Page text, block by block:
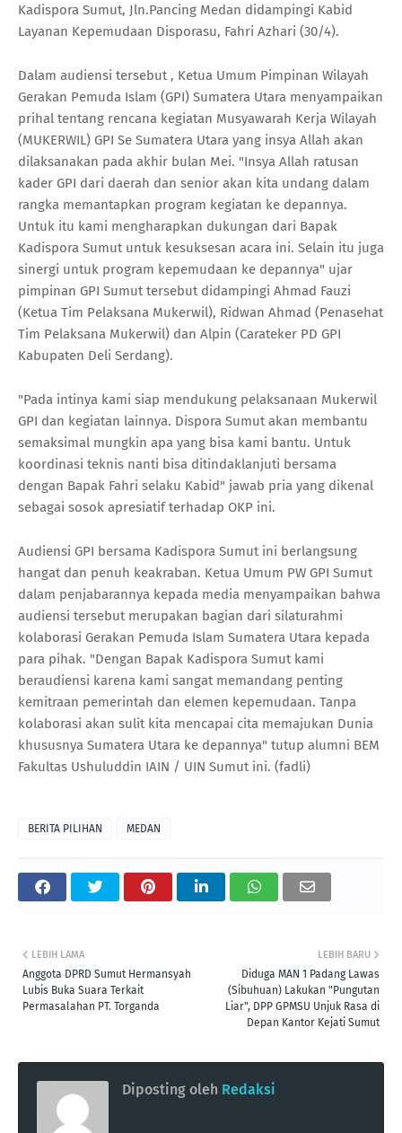
Kadispora Sumut, Jln.Pancing Medan didampingi Kabid
Layanan Kepemudaan Disporasu, Fahri Azhari (30/4).
Dalam audiensi tersebut , Ketua Umum Pimpinan Wilayah
Gerakan Pemuda Islam (GPI) Sumatera Utara menyampaikan
prihal tentang rencana kegiatan Musyawarah Kerja Wilayah
(MUKERWIL) GPI Se Sumatera Utara yang insya Allah akan
dilaksanakan pada akhir bulan Mei. "Insya Allah ratusan
kader GPI dari daerah dan senior akan kita undang dalam
rangka memantapkan program kegiatan ke depannya.
Untuk itu kami mengharapkan dukungan dari Bapak
Kadispora Sumut untuk kesuksesan acara ini. Selain itu juga
sinergi untuk program kepemudaan ke depannya" ujar
pimpinan GPI Sumut tersebut didampingi Ahmad Fauzi
(Ketua Tim Pelaksana Mukerwil), Ridwan Ahmad (Penasehat
Tim Pelaksana Mukerwil) dan Alpin (Carateker PD GPI
Kabupaten Deli Serdang).
"Pada intinya kami siap mendukung pelaksanaan Mukerwil
GPI dan kegiatan lainnya. Dispora Sumut akan membantu
semaksimal mungkin apa yang bisa kami bantu. Untuk
koordinasi teknis nanti bisa ditindaklanjuti bersama
dengan Bapak Fahri selaku Kabid" jawab pria yang dikenal
sebagai sosok apresiatif terhadap OKP ini.
Audiensi GPI bersama Kadispora Sumut ini berlangsung
hangat dan penuh keakraban. Ketua Umum PW GPI Sumut
dalam penjabarannya kepada media menyampaikan bahwa
audiensi tersebut merupakan bagian dari silaturahmi
kolaborasi Gerakan Pemuda Islam Sumatera Utara kepada
para pihak. "Dengan Bapak Kadispora Sumut kami
beraudiensi karena kami sangat memandang penting
kemitraan pemerintah dan elemen kepemudaan. Tanpa
kolaborasi akan sulit kita mencapai cita memajukan Dunia
khususnya Sumatera Utara ke depannya" tutup alumni BEM
Fakultas Ushuluddin IAIN / UIN Sumut ini. (fadli)
BERITA PILIHAN MEDAN
LEBIH BARU
Diduga MAN 1 Padang Lawas
(Sibuhuan) Lakukan "Pungutan
Liar", DPP GPMSU Unjuk Rasa di
Depan Kantor Kejati Sumut
LEBIH LAMA
Anggota DPRD Sumut Hermansyah
Lubis Buka Suara Terkait
Permasalahan PT. Torganda
Diposting oleh Redaksi